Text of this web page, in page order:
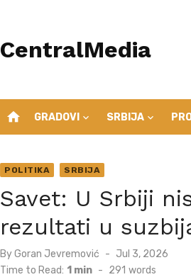
CentralMedia
home GRADOVI SRBIJA
POLITIKA SRBIJA
Savet: U Srbiji
rezultati u
ByGoran Jevremović
Posted
on
Jul 3, 2026
Time to Read: 1 min - 291 words